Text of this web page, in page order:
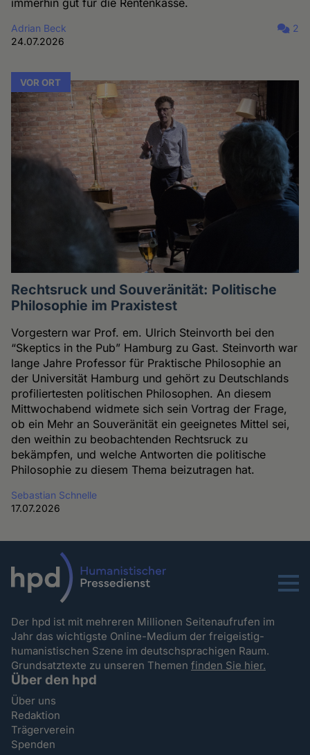
Adrian Beck
24.07.2026
2
VOR ORT
Rechtsruck und Souveränität: Politische
Philosophie im Praxistest
Vorgestern war Prof. em. Ulrich Steinvorth bei den
“Skeptics in the Pub” Hamburg zu Gast. Steinvorth war
lange Jahre Professor für Praktische Philosophie an
der Universität Hamburg und gehört zu Deutschlands
profiliertesten politischen Philosophen. An diesem
Mittwochabend widmete sich sein Vortrag der Frage,
ob ein Mehr an Souveränität ein geeignetes Mittel sei,
den weithin zu beobachtenden Rechtsruck zu
bekämpfen, und welche Antworten die politische
Philosophie zu diesem Thema beizutragen hat.
Sebastian Schnelle
17.07.2026
Menu
Der hpd ist mit mehreren Millionen Seitenaufrufen im
Jahr das wichtigste Online-Medium der freigeistig-
humanistischen Szene im deutschsprachigen Raum.
Grundsatztexte zu unseren Themenfinden Sie hier.
Über den hpd
Über uns
Redaktion
Trägerverein
Spenden